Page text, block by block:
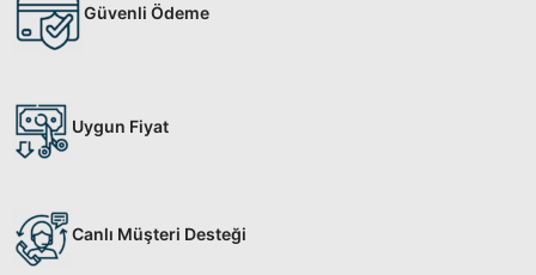
Güvenli Ödeme
Uygun Fiyat
Canlı Müşteri Desteği